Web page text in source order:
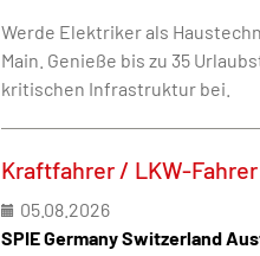
Werde Elektriker als
Main. Genieße bis zu 35
kritischen Infrastruktur bei.
Kraftfahrer / LKW-
05.08.2026
SPIE Germany Switzerland